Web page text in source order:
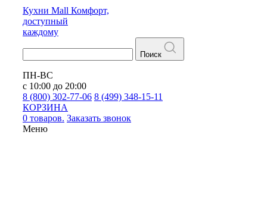
Кухни Mall Комфорт,
доступный
каждому
Поиск
ПН-ВС
с 10:00 до 20:00
8 (800) 302-77-06 8 (499) 348-15-11
КОРЗИНА
0 товаров. Заказать звонок
Меню